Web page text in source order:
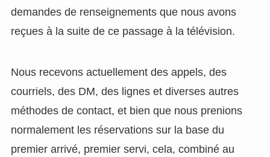
demandes de renseignements que nous avons
reçues à la suite de ce passage à la télévision.
Nous recevons actuellement des appels, des
courriels, des DM, des lignes et diverses autres
méthodes de contact, et bien que nous prenions
normalement les réservations sur la base du
premier arrivé, premier servi, cela, combiné au